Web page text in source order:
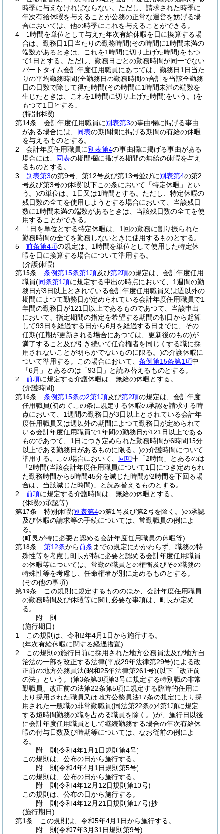
時季に与えなければならない。 ただし、請求された時季に
年次有給休暇を与えることが公務の正常な運営を妨げる場
合においては、他の時季にこれを与えることができる。
4
1時間を単位として与えた年次有給休暇を日に換算する場
合は、勤務日1日当たりの勤務時間(その時間に1時間未満の
端数があるときは、これを1時間に切り上げた時間)をもつ
て1日とする。 ただし、勤務日ごとの勤務時間が同一でない
パートタイム会計年度任用職員にあつては、勤務日1日当た
りの平均勤務時間(全勤務日の勤務時間の合計を当該全勤務
日の日数で除して得た時間(その時間に1時間未満の端数を
生じたときは、これを1時間に切り上げた時間)をいう。)を
もつて1日とする。
(特別休暇)
第14条
会計年度任用職員に別表第3の事由欄に掲げる事由
がある場合には、 同表の期間欄に掲げる期間の有給の休暇
を与えるものとする。
2
会計年度任用職員に別表第4の事由欄に掲げる事由がある
場合には、 同表の期間欄に掲げる期間の無給の休暇を与え
るものとする。
3
別表第3の第9号、第12号及び第13号並びに別表第4の第2
号及び第3号の休暇(以下この条において「特定休暇」とい
う。)の単位は、1日又は1時間とする。 ただし、特定休暇の
残日数の全てを使用しようとする場合において、当該残日
数に1時間未満の端数があるときは、当該残日数の全てを使
用することができる。
4
1日を単位とする特定休暇は、1回の勤務に割り振られた
勤務時間の全てを勤務しないときに使用するものとする。
5
前条第4項の規定は、1時間を単位として使用した特定休
暇を日に換算する場合について準用する。
(介護休暇)
第15条
条例第15条第1項及び第2項の規定は、会計年度任用
職員(同条第1項に規定する申出の時点において、1週間の勤
務日が3日以上とされている会計年度任用職員又は週以外の
期間によつて勤務日が定められている会計年度任用職員で1
年間の勤務日が121日以上であるものであつて、当該申出
において、指定期間の指定を希望する期間の初日から起算
して93日を経過する日から6月を経過する日までに、その
任期(任期が更新される場合にあつては、更新後のもの)が
満了すること及び引き続いて任命権者を同じくする職に採
用されないことが明らかでないものに限る。)の介護休暇に
ついて準用する。
この場合において、 条例第15条第1項中
「6月」とあるのは「93日」と読み替えるものとする。
2
前項に規定する介護休暇は、無給の休暇とする。
(介護時間)
第16条
条例第15条の2第1項及び第2項の規定は、会計年度
任用職員(初めてこの条に規定する休暇の承認を請求する時
点において、1週間の勤務日が3日以上とされている会計年
度任用職員又は週以外の期間によつて勤務日が定められて
いる会計年度任用職員で1年間の勤務日が121日以上である
ものであつて、1日につき定められた勤務時間が6時間15分
以上である勤務日があるものに限る。)の介護時間について
準用する。
この場合において、 同項中「2時間」とあるのは
「2時間(当該会計年度任用職員について1日につき定められ
た勤務時間から5時間45分を減じた時間が2時間を下回る場
合は、当該減じた時間) 」と読み替えるものとする。
2
前項に規定する介護時間は、無給の休暇とする。
(休暇の承認等)
第17条
特別休暇(別表第4の第1号及び第2号を除く。)の承認
及び休暇の請求等の手続については、常勤職員の例によ
る。
(町長が特に必要と認める会計年度任用職員の休暇等)
第18条
第12条から前条 までの規定にかかわらず、職務の特
殊性等を考慮し町長が特に必要と認める会計年度任用職員
の休暇等については、常勤の職員との権衡及びその職務の
特殊性等を考慮し、任命権者が別に定めるものとする。
(その他の事項)
第19条
この規則に規定するもののほか、会計年度任用職員
の勤務時間及び休暇等に関し必要な事項は、町長が定め
る。
附 則
(施行期日)
1
この規則は、令和2年4月1日から施行する。
(年次有給休暇に関する経過措置)
2
この規則の施行日前に採用された地方公務員法及び地方自
治法の一部を改正する法律(平成29年法律第29号)による改
正前の地方公務員法(昭和25年法律第261号)(以下「改正前
の法」という。)第3条第3項第3号に規定する特別職の非常
勤職員、改正前の法第22条第5項に規定する臨時的任用に
より採用された職員又は地方公務員法17条の規定により採
用された一般職の非常勤職員(同法第22条の4第1項に規定
する短時間勤務の職を占める職員を除く。)が、施行日以後
に会計年度任用職員として継続勤務する場合の年次有給休
暇の付与日数及び時期等については、なお従前の例によ
る。
附 則(令和4年1月1日規則第4号)
この規則は、公布の日から施行する。
附 則(令和4年4月1日規則第5号)
この規則は、公布の日から施行する。
附 則(令和4年12月12日規則第10号)
この規則は、公布の日から施行する。
附 則(令和4年12月21日規則第17号)抄
(施行期日)
第1条
この規則は、令和5年4月1日から施行する。
附 則(令和7年3月31日規則第9号)